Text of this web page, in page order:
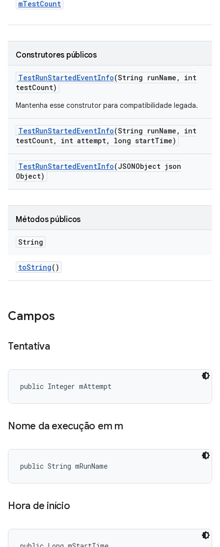
mTestCount
Construtores públicos
TestRunStartedEventInfo(String runName ,
int
testCount)
Mantenha esse construtor para compatibilidade legada.
TestRunStartedEventInfo(String runName ,
int
testCount, int attempt, long startTime)
TestRunStartedEventInfo(JSONObject json
Object)
Métodos públicos
String
toString()
Campos
Tentativa
public Integer mAttempt
Nome da execução em m
public String mRunName
Hora de início